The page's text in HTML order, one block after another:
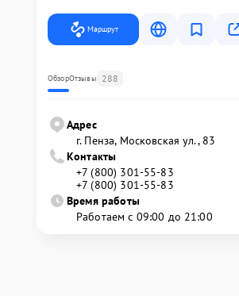
Маршрут
ОбзорОтзывы 288
Адрес
г. Пенза, Московская ул., 83
Контакты
+7 (800) 301-55-83
+7 (800) 301-55-83
Время работы
Работаем с 09:00 до 21:00